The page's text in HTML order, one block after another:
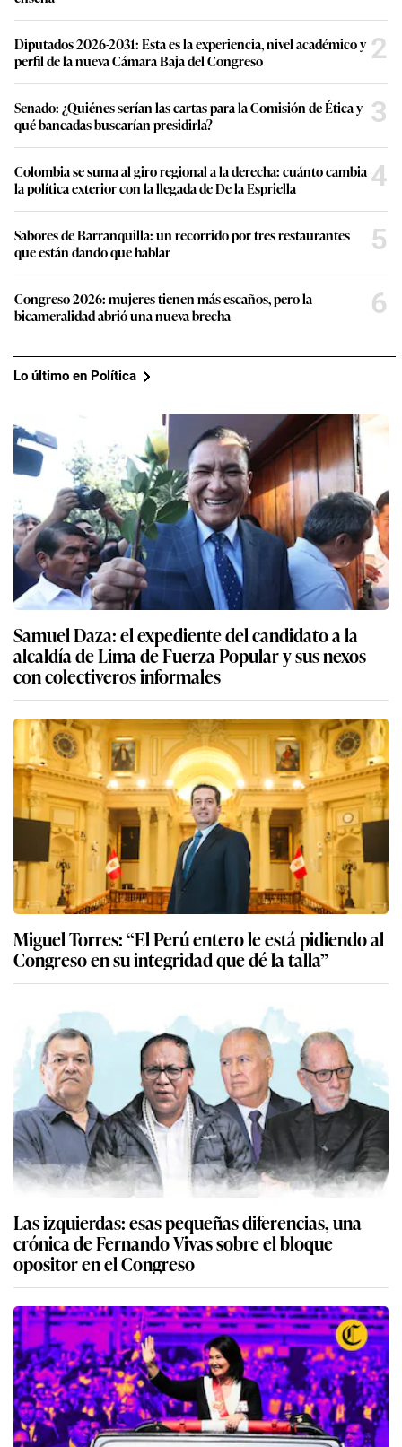
Diputados 2026-2031: Esta es la experiencia, nivel académico y
perfil de la nueva Cámara Baja del Congreso
2
Senado: ¿Quiénes serían las cartas para la Comisión de Ética y
qué bancadas buscarían presidirla?
3
Colombia se suma al giro regional a la derecha: cuánto cambia
la política exterior con la llegada de De la Espriella
4
Sabores de Barranquilla: un recorrido por tres restaurantes
que están dando que hablar
5
Congreso 2026: mujeres tienen más escaños, pero la
bicameralidad abrió una nueva brecha
6
Lo último en Política
Samuel Daza: el expediente del candidato a la
alcaldía de Lima de Fuerza Popular y sus nexos
con colectiveros informales
Miguel Torres: “El Perú entero le está pidiendo al
Congreso en su integridad que dé la talla”
Las izquierdas: esas pequeñas diferencias, una
crónica de Fernando Vivas sobre el bloque
opositor en el Congreso